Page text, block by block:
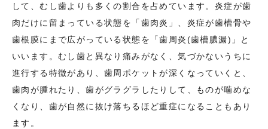
して、むし歯よりも多くの割合を占めています。炎症が歯
肉だけに留まっている状態を「歯肉炎」、炎症が歯槽骨や
歯根膜にまで広がっている状態を「歯周炎(歯槽膿漏)」と
いいます。むし歯と異なり痛みがなく、気づかないうちに
進行する特徴があり、歯周ポケットが深くなっていくと、
歯肉が腫れたり、歯がグラグラしたりして、ものが噛めな
くなり、歯が自然に抜け落ちるほど重症になることもあり
ます。